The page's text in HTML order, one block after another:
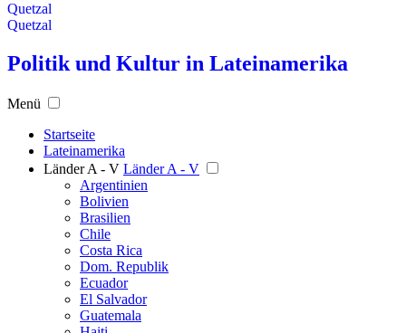
Quetzal
Quetzal
Politik und Kultur in Lateinamerika
Menü
Startseite
Lateinamerika
Länder A - V Länder A - V
Argentinien
Bolivien
Brasilien
Chile
Costa Rica
Dom. Republik
Ecuador
El Salvador
Guatemala